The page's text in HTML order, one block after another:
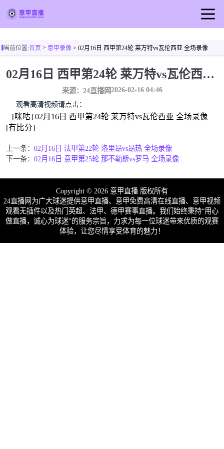
足球直播
意甲录像
意甲新闻
当前位置:首页> 意甲录像> 02月16日 西甲第24轮 莱万特vs瓦伦西亚 全场录像
02月16日 西甲第24轮 莱万特vs瓦伦西亚 全场录像
来源：24直播网2026-02-16 04:46
观看高清视频请点击：
[咪咕] 02月16日 西甲第24轮 莱万特vs瓦伦西亚 全场录像
[有比分]
上一条： 02月16日 法甲第22轮 洛里昂vs昂热 全场录像
下一条： 02月16日 意甲第25轮 那不勒斯vs罗马 全场录像
Copyright © 2026 意甲直播 版权所有
24直播网为广大球迷提供意甲直播、意甲免费高清在线直播、意甲视频
观看无插件以及热门英超、法甲、德甲赛事直播。我们始终秉持“用心
做直播，诚心为球迷”的服务宗旨，力求为每一位球迷带来优质的观赛
体验，让您尽情享受体育的魅力！